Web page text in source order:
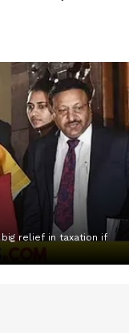
big relief in taxation if